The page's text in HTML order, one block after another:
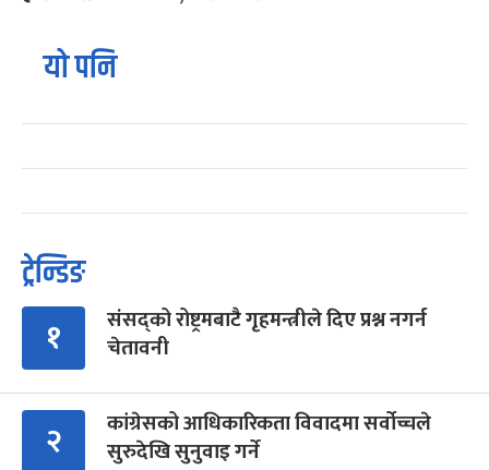
यो पनि
ट्रेन्डिङ
१
संसद्को रोष्ट्रमबाटै गृहमन्त्रीले दिए प्रश्न नगर्न
चेतावनी
२
कांग्रेसको आधिकारिकता विवादमा सर्वोच्चले
सुरुदेखि सुनुवाइ गर्ने